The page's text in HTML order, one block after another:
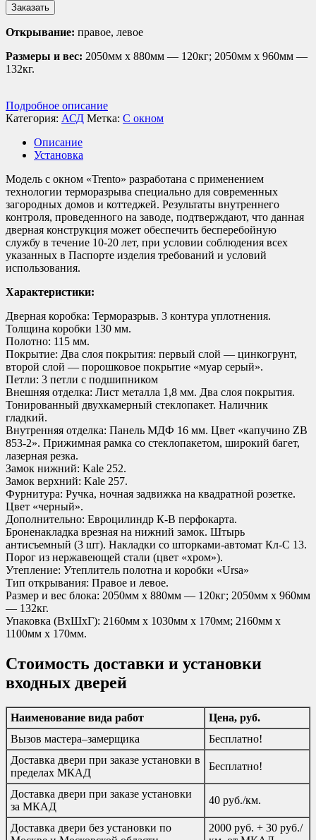
Заказать
Открывание: правое, левое
Размеры и вес: 2050мм х 880мм — 120кг; 2050мм х 960мм —
132кг.
Подробное описание
Категория: АСД Метка: С окном
Описание
Установка
Модель с окном «Trento» разработана с применением
технологии терморазрыва специально для современных
загородных домов и коттеджей. Результаты внутреннего
контроля, проведенного на заводе, подтверждают, что данная
дверная конструкция может обеспечить бесперебойную
службу в течение 10-20 лет, при условии соблюдения всех
указанных в Паспорте изделия требований и условий
использования.
Характеристики:
Дверная коробка: Терморазрыв. 3 контура уплотнения.
Толщина коробки 130 мм.
Полотно: 115 мм.
Покрытие: Два слоя покрытия: первый слой — цинкогрунт,
второй слой — порошковое покрытие «муар серый».
Петли: 3 петли с подшипником
Внешняя отделка: Лист металла 1,8 мм. Два слоя покрытия.
Тонированный двухкамерный стеклопакет. Наличник
гладкий.
Внутренняя отделка: Панель МДФ 16 мм. Цвет «капучино ZB
853-2». Прижимная рамка со стеклопакетом, широкий багет,
лазерная резка.
Замок нижний: Kale 252.
Замок верхний: Kale 257.
Фурнитура: Ручка, ночная задвижка на квадратной розетке.
Цвет «черный».
Дополнительно: Евроцилиндр К-В перфокарта.
Броненакладка врезная на нижний замок. Штырь
антисъемный (3 шт). Накладки со шторками-автомат Кл-С 13.
Порог из нержавеющей стали (цвет «хром»).
Утепление: Утеплитель полотна и коробки «Ursa»
Тип открывания: Правое и левое.
Размер и вес блока: 2050мм х 880мм — 120кг; 2050мм х 960мм
— 132кг.
Упаковка (ВхШхГ): 2160мм х 1030мм х 170мм; 2160мм х
1100мм х 170мм.
Стоимость доставки и установки
входных дверей
Наименование вида работ
Цена, руб.
Вызов мастера–замерщика
Бесплатно!
Доставка двери при заказе установки в
пределах МКАД
Бесплатно!
Доставка двери при заказе установки
за МКАД
40 руб./км.
Доставка двери без установки по
2000 руб. + 30 руб./